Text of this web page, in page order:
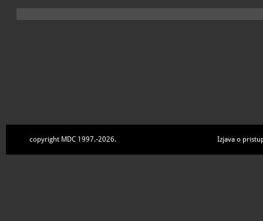
copyright MDC 1997.-2026. Izjava o